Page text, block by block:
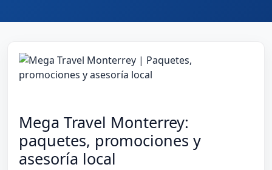
Mega Travel Monterrey:
paquetes, promociones y
asesoría local